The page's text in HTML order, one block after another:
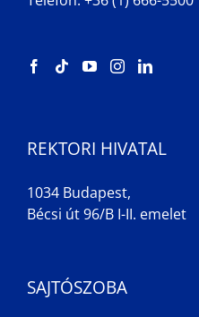
REKTORI HIVATAL
1034 Budapest,
Bécsi út 96/B I-II. emelet
SAJTÓSZOBA